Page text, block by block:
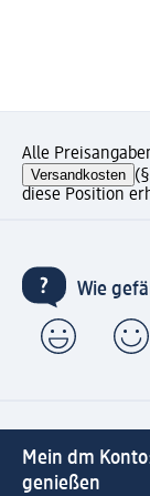
Alle
Versandkosten
diese Position
Wie
Mein dm
genießen